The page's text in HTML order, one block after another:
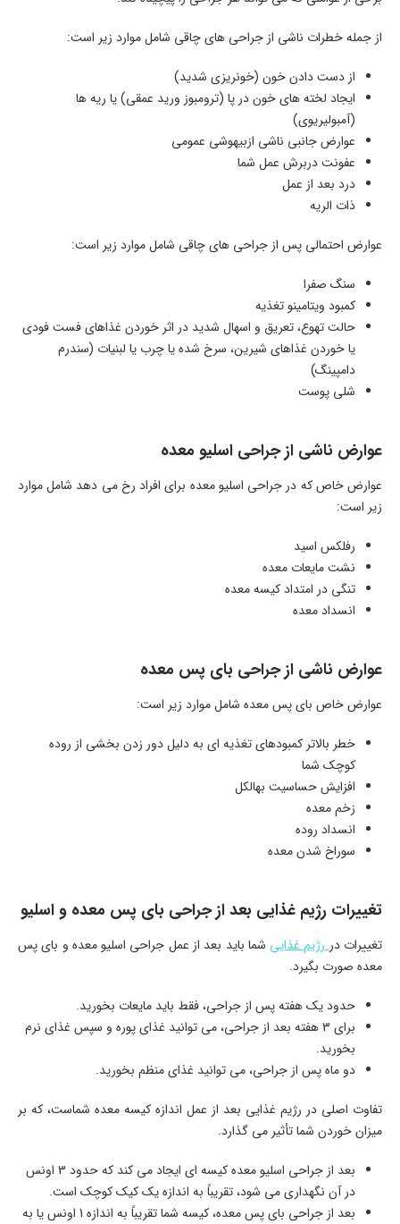
از جمله خطرات ناشی از جراحی های چاقی شامل موارد زیر است:
از دست دادن خون (خونریزی شدید)
ایجاد لخته های خون در پا (ترومبوز ورید عمقی) یا ریه ها
(آمبولیریوی)
عوارض جانبی ناشی ازبیهوشی عمومی
عفونت دربرش عمل شما
درد بعد از عمل
ذات الریه
عوارض احتمالی پس از جراحی های چاقی شامل موارد زیر است:
سنگ صفرا
کمبود ویتامینو تغذیه
حالت تهوع، تعریق و اسهال شدید در اثر خوردن غذاهای فست فودی
یا خوردن غذاهای شیرین، سرخ شده یا چرب یا لبنیات (سندرم
دامپینگ)
شلی پوست
عوارض ناشی از جراحی اسلیو معده
عوارض خاص که در جراحی اسلیو معده برای افراد رخ می دهد شامل موارد
زیر است:
رفلکس اسید
نشت مایعات معده
تنگی در امتداد کیسه معده
انسداد معده
عوارض ناشی از جراحی بای پس معده
عوارض خاص بای پس معده شامل موارد زیر است:
خطر بالاتر کمبودهای تغذیه ای به دلیل دور زدن بخشی از روده
کوچک شما
افزایش حساسیت بهالکل
زخم معده
انسداد روده
سوراخ شدن معده
تغییرات رژیم غذایی بعد از جراحی بای پس معده و اسلیو
تغییرات دررژیم غذایی شما باید بعد از عمل جراحی اسلیو معده و بای پس
معده صورت بگیرد.
حدود یک هفته پس از جراحی، فقط باید مایعات بخورید.
برای 3 هفته بعد از جراحی، می توانید غذای پوره و سپس غذای نرم
بخورید.
دو ماه پس از جراحی، می توانید غذای منظم بخورید.
تفاوت اصلی در رژیم غذایی بعد از عمل اندازه کیسه معده شماست، که بر
میزان خوردن شما تأثیر می گذارد.
بعد از جراحی اسلیو معده کیسه ای ایجاد می کند که حدود 3 اونس
در آن نگهداری می شود، تقریباً به اندازه یک کیک کوچک است.
بعد از جراحی بای پس معده، کیسه شما تقریباً به اندازه 1 اونس یا به